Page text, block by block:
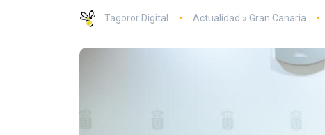
Tagoror Digital Actualidad » Gran Canaria